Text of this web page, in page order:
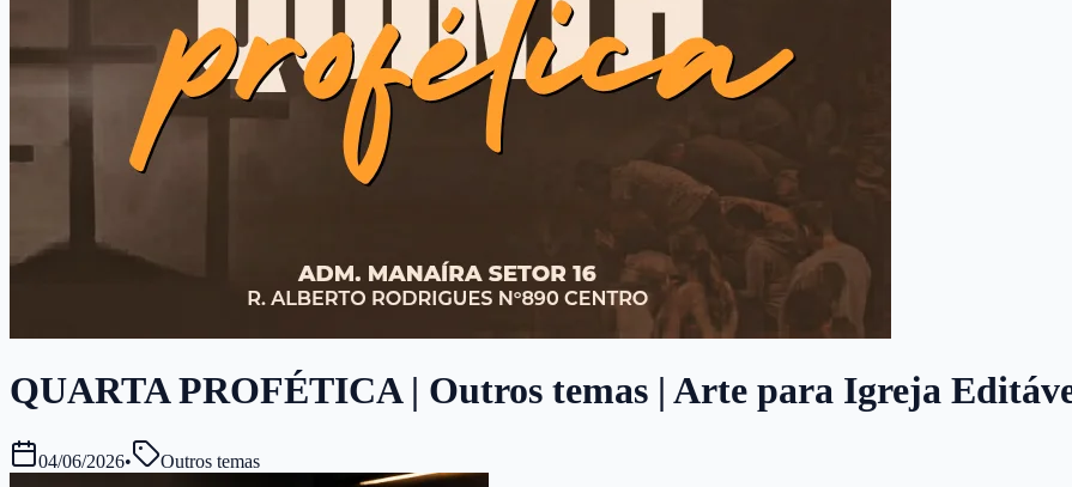
QUARTA PROFÉTICA | Outros temas | Arte para Igreja
04/06/2026• Outros temas